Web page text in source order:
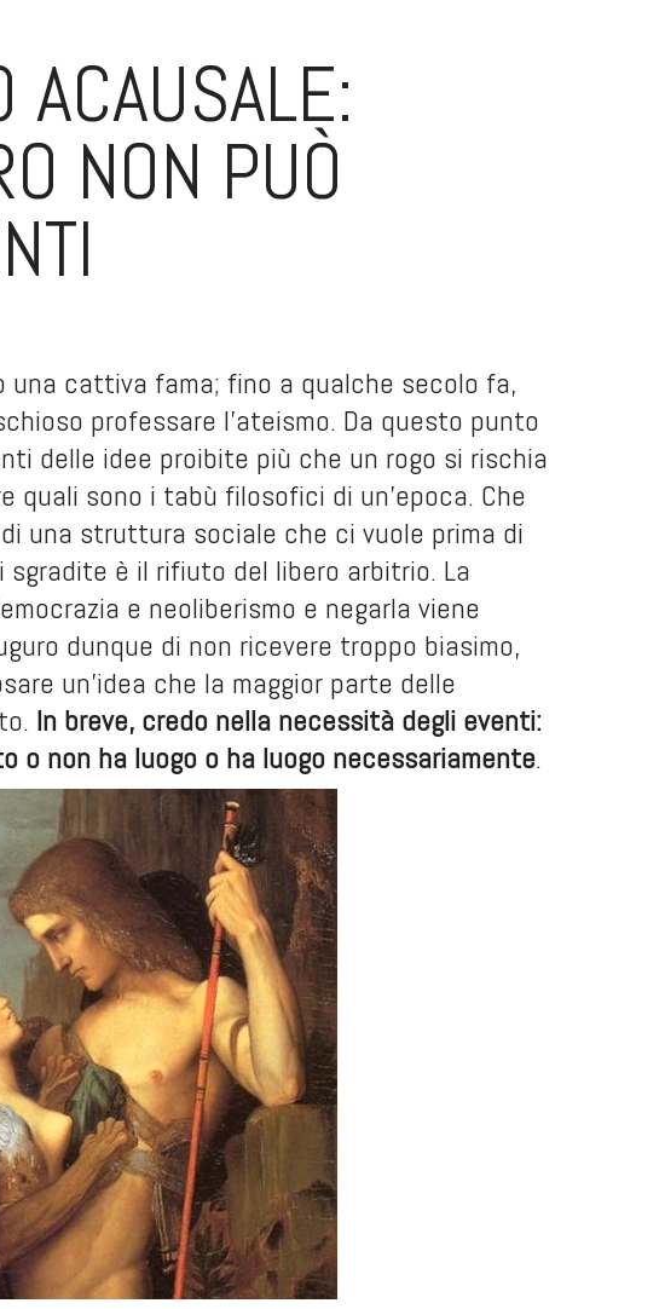
ACAUSALE:
NON PUÒ
cattiva fama; fino a qualche secolo fa,
professare l’ateismo. Da questo punto
delle idee proibite più che un rogo si rischia
quali sono i tabù filosofici di un’epoca. Che
una struttura sociale che ci vuole prima di
è il rifiuto del libero arbitrio. La
e neoliberismo e negarla viene
dunque di non ricevere troppo biasimo,
un’idea che la maggior parte delle
In breve, credo nella necessità degli eventi:
o non ha luogo o ha luogo necessariamente.